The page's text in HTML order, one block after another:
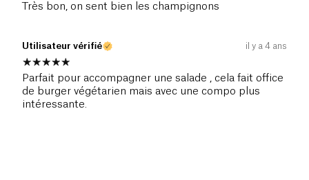
Très bon, on sent bien les champignons
Utilisateur vérifié il y a 4 ans
Parfait pour accompagner une salade , cela fait office
de burger végétarien mais avec une compo plus
intéressante.